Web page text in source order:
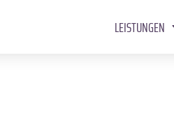
LEISTUNGEN